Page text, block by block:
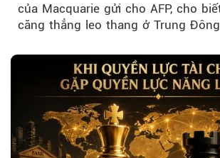
của Macquarie gửi cho AFP, cho
căng thẳng leo thang ở Trung